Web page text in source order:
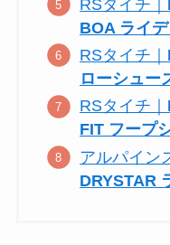
RSタイチ｜
BOA ライ
RSタイチ｜
ローシュー
RSタイチ｜
FIT フープ
アルパイン
DRYSTAR